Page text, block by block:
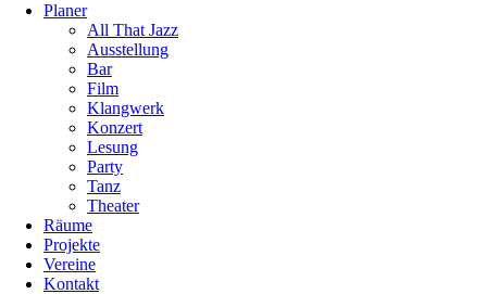
Planer
All That Jazz
Ausstellung
Bar
Film
Klangwerk
Konzert
Lesung
Party
Tanz
Theater
Räume
Projekte
Vereine
Kontakt